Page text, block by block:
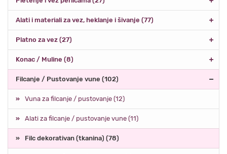
Alati i materiali za vez, heklanje i šivanje (77)
Platno za vez (27)
Konac / Muline (8)
Filcanje / Pustovanje vune (102)
Vuna za filcanje / pustovanje (12)
Alati za filcanje / pustovanje vune (11)
Filc dekorativan (tkanina) (78)